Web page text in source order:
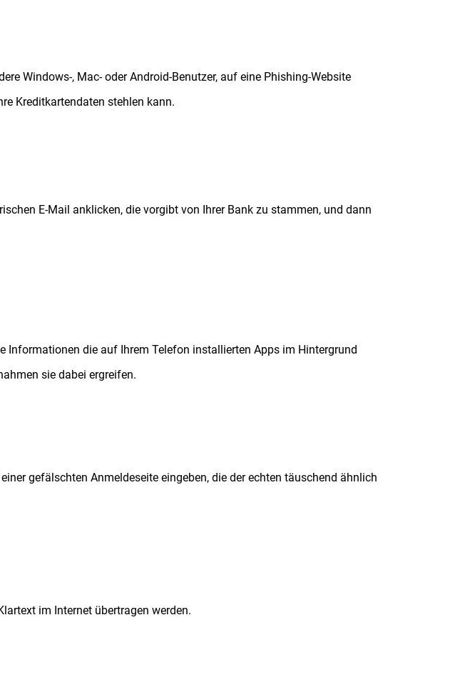
Windows-, Mac- oder Android-Benutzer, auf eine Phishing-Website
Kreditkartendaten stehlen kann.
E-Mail anklicken, die vorgibt von Ihrer Bank zu stammen, und dann
Informationen die auf Ihrem Telefon installierten Apps im Hintergrund
sie dabei ergreifen.
gefälschten Anmeldeseite eingeben, die der echten täuschend ähnlich
im Internet übertragen werden.